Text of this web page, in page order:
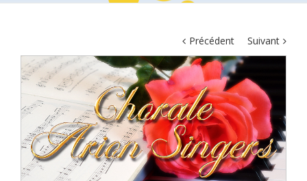
Précédent Suivant